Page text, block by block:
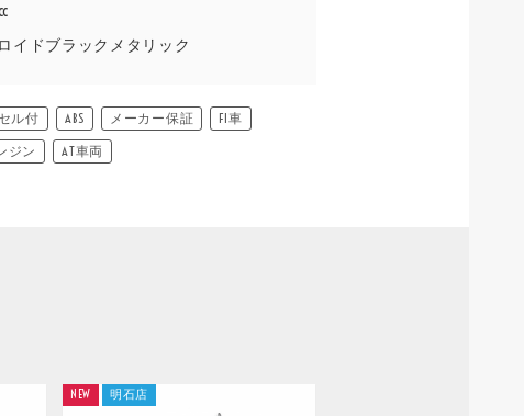
イドブラックメタリック
セル付 ABS メーカー保証
FI車
ジン
AT車両
NEW 明石店